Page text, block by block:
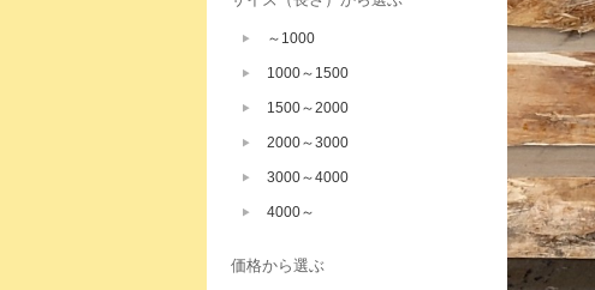
～1000
1000～1500
1500～2000
2000～3000
3000～4000
4000～
価格から選ぶ